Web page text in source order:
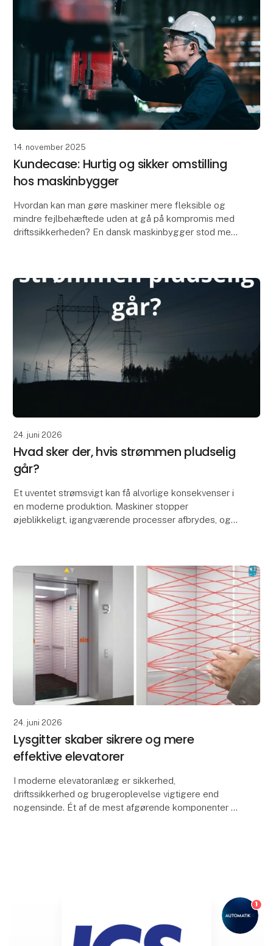
14. november 2025
Kundecase: Hurtig og sikker omstilling
hos maskinbygger
Hvordan kan man gøre maskiner mere fleksible og
mindre fejlbehæftede uden at gå på kompromis med
driftssikkerheden? En dansk maskinbygger stod med
24. juni 2026
Hvad sker der, hvis strømmen pludselig
går?
Et uventet strømsvigt kan få alvorlige konsekvenser i
en moderne produktion. Maskiner stopper
øjeblikkeligt, igangværende processer afbrydes, og
24. juni 2026
Lysgitter skaber sikrere og mere
effektive elevatorer
I moderne elevatoranlæg er sikkerhed,
driftssikkerhed og brugeroplevelse vigtigere end
nogensinde. Ét af de mest afgørende komponenter i
1